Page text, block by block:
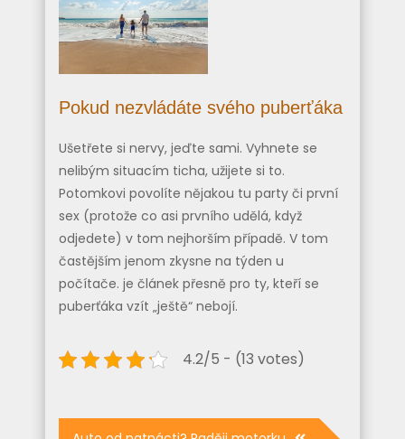
Pokud nezvládáte svého puberťáka
Ušetřete si nervy, jeďte sami. Vyhnete se
nelibým situacím ticha, užijete si to.
Potomkovi povolíte nějakou tu party či první
sex (protože co asi prvního udělá, když
odjedete) v tom nejhorším případě. V tom
častějším jenom zkysne na týden u
počítače. je článek přesně pro ty, kteří se
puberťáka vzít „ještě“ nebojí.
4.2/5 - (13 votes)
Navigace